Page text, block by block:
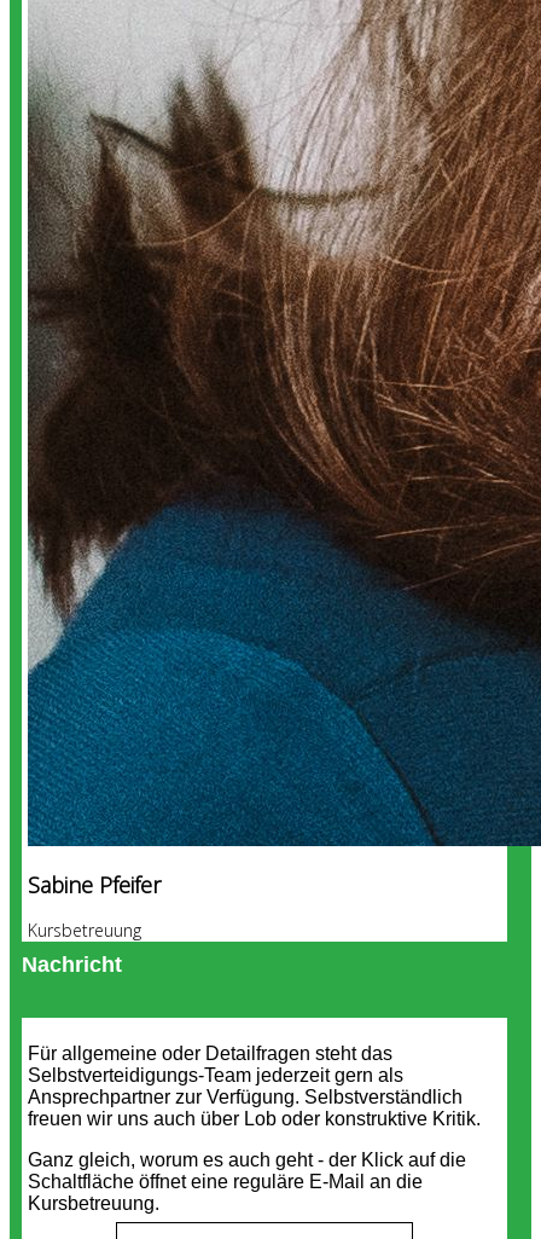
Sabine Pfeifer
Kursbetreuung
Nachricht
Für allgemeine oder Detailfragen steht das
Selbstverteidigungs-Team jederzeit gern als
Ansprechpartner zur Verfügung. Selbstverständlich
freuen wir uns auch über Lob oder konstruktive Kritik.
Ganz gleich, worum es auch geht - der Klick auf die
Schaltfläche öffnet eine reguläre E-Mail an die
Kursbetreuung.